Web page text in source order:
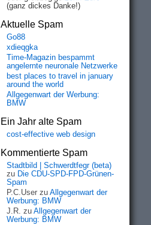
(ganz dickes Danke!)
Aktuelle Spam
Go88
xdieqgka
Time-Magazin bespammt
angelernte neuronale Netzwerke
best places to travel in january
around the world
Allgegenwart der Werbung:
BMW
Ein Jahr alte Spam
cost-effective web design
Kommentierte Spam
Stadtbild | Schwerdtfegr (beta)
zu Die CDU-SPD-FPD-Grünen-
Spam
P.C.User zu Allgegenwart der
Werbung: BMW
J.R. zu Allgegenwart der
Werbung: BMW